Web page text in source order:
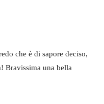
che è di sapore deciso,
Bravissima una bella